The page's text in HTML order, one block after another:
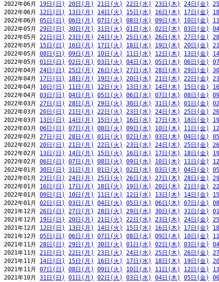
2022年06月 19日(日) 20日(月) 21日(火) 22日(水) 23日(木) 24日(金)
2022年06月 12日(日) 13日(月) 14日(火) 15日(水) 16日(木) 17日(金)
2022年06月 05日(日) 06日(月) 07日(火) 08日(水) 09日(木) 10日(金)
2022年05月 29日(日) 30日(月) 31日(火) 01日(水) 02日(木) 03日(金)
2022年05月 22日(日) 23日(月) 24日(火) 25日(水) 26日(木) 27日(金)
2022年05月 15日(日) 16日(月) 17日(火) 18日(水) 19日(木) 20日(金)
2022年05月 08日(日) 09日(月) 10日(火) 11日(水) 12日(木) 13日(金)
2022年05月 01日(日) 02日(月) 03日(火) 04日(水) 05日(木) 06日(金)
2022年04月 24日(日) 25日(月) 26日(火) 27日(水) 28日(木) 29日(金)
2022年04月 17日(日) 18日(月) 19日(火) 20日(水) 21日(木) 22日(金)
2022年04月 10日(日) 11日(月) 12日(火) 13日(水) 14日(木) 15日(金)
2022年04月 03日(日) 04日(月) 05日(火) 06日(水) 07日(木) 08日(金)
2022年03月 27日(日) 28日(月) 29日(火) 30日(水) 31日(木) 01日(金)
2022年03月 20日(日) 21日(月) 22日(火) 23日(水) 24日(木) 25日(金)
2022年03月 13日(日) 14日(月) 15日(火) 16日(水) 17日(木) 18日(金)
2022年03月 06日(日) 07日(月) 08日(火) 09日(水) 10日(木) 11日(金)
2022年02月 27日(日) 28日(月) 01日(火) 02日(水) 03日(木) 04日(金)
2022年02月 20日(日) 21日(月) 22日(火) 23日(水) 24日(木) 25日(金)
2022年02月 13日(日) 14日(月) 15日(火) 16日(水) 17日(木) 18日(金)
2022年02月 06日(日) 07日(月) 08日(火) 09日(水) 10日(木) 11日(金)
2022年01月 30日(日) 31日(月) 01日(火) 02日(水) 03日(木) 04日(金)
2022年01月 23日(日) 24日(月) 25日(火) 26日(水) 27日(木) 28日(金)
2022年01月 16日(日) 17日(月) 18日(火) 19日(水) 20日(木) 21日(金)
2022年01月 09日(日) 10日(月) 11日(火) 12日(水) 13日(木) 14日(金)
2022年01月 02日(日) 03日(月) 04日(火) 05日(水) 06日(木) 07日(金)
2021年12月 26日(日) 27日(月) 28日(火) 29日(水) 30日(木) 31日(金)
2021年12月 19日(日) 20日(月) 21日(火) 22日(水) 23日(木) 24日(金)
2021年12月 12日(日) 13日(月) 14日(火) 15日(水) 16日(木) 17日(金)
2021年12月 05日(日) 06日(月) 07日(火) 08日(水) 09日(木) 10日(金)
2021年11月 28日(日) 29日(月) 30日(火) 01日(水) 02日(木) 03日(金)
2021年11月 21日(日) 22日(月) 23日(火) 24日(水) 25日(木) 26日(金)
2021年11月 14日(日) 15日(月) 16日(火) 17日(水) 18日(木) 19日(金)
2021年11月 07日(日) 08日(月) 09日(火) 10日(水) 11日(木) 12日(金)
2021年10月 31日(日) 01日(月) 02日(火) 03日(水) 04日(木) 05日(金)